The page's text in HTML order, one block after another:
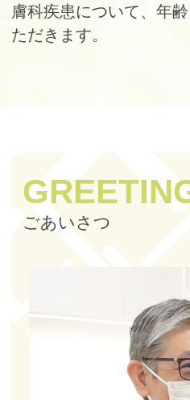
膚科疾患について、年
ただきます。
ごあいさつ